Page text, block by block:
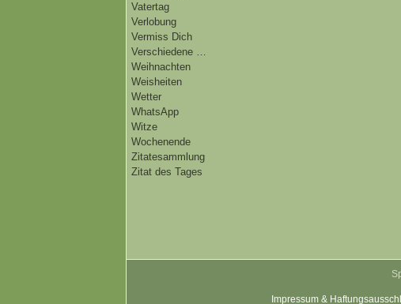
Vatertag
Verlobung
Vermiss Dich
Verschiedene …
Weihnachten
Weisheiten
Wetter
WhatsApp
Witze
Wochenende
Zitatesammlung
Zitat des Tages
Impressum &